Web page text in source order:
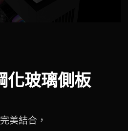
化玻璃側板
美結合，